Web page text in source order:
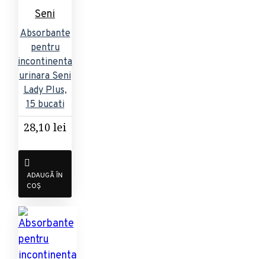
Seni
Absorbante
pentru
incontinenta
urinara Seni
Lady Plus,
15 bucati
28,10 lei
ADAUGĂ ÎN
COȘ